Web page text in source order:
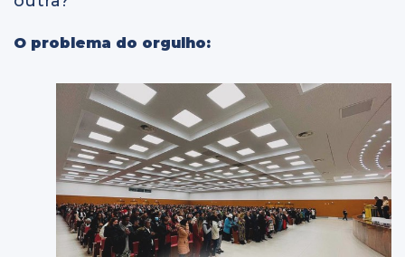
O problema do orgulho: